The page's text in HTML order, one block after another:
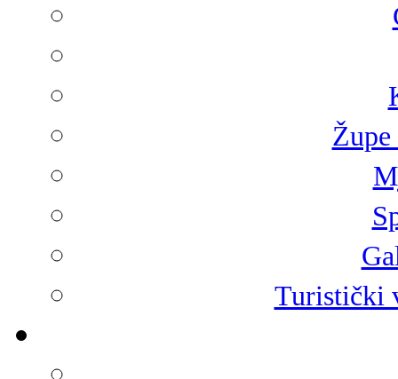
Turistički